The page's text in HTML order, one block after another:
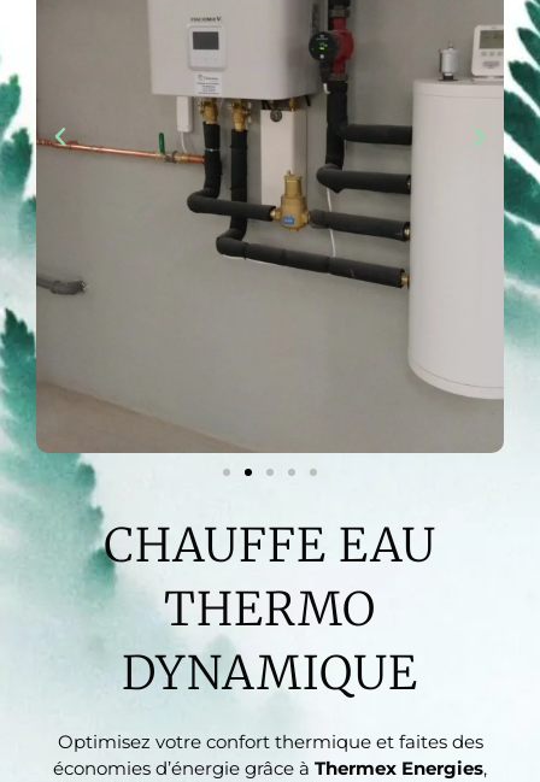
CHAUFFE EAU
THERMO
DYNAMIQUE
Optimisez votre confort thermique et faites des
économies d’énergie grâce à Thermex Energies,